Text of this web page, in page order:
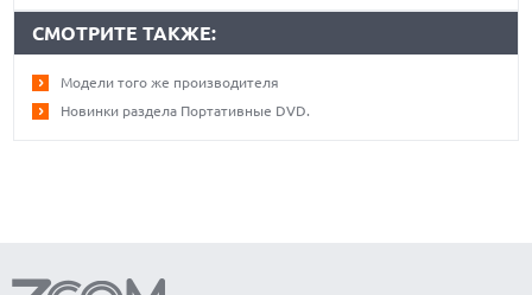
СМОТРИТЕ ТАКЖЕ:
Модели того же производителя
Новинки раздела Портативные DVD.